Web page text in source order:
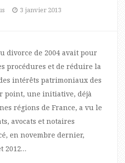
3 janvier 2013
divorce de 2004 avait pour
procédures et de réduire la
intérêts patrimoniaux des
point, une initiative, déjà
régions de France, a vu le
avocats et notaires
en novembre dernier,
2012…